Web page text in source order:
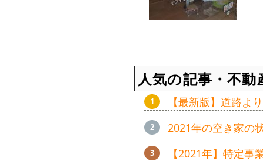
人気の記事・不動
【最新版】道路よ
2021年の空き家の
【2021年】特定